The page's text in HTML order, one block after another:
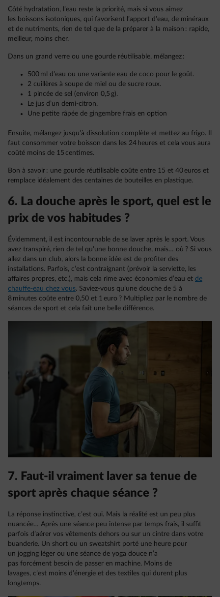
Côté hydratation, l’eau reste la priorité, mais si vous aimez
les boissons isotoniques, qui favorisent l’apport d’eau, de minéraux
et de nutriments, rien de tel que de la préparer à la maison : rapide,
meilleur, moins cher.
Dans un grand verre ou une gourde réutilisable, mélangez :
500 ml d’eau ou une variante eau de coco pour le goût.
2 cuillères à soupe de miel ou de sucre roux.
1 pincée de sel (environ 0,5 g).
Le jus d’un demi-citron.
Une petite râpée de gingembre frais en option
Ensuite, mélangez jusqu’à dissolution complète et mettez au frigo. Il
faut consommer votre boisson dans les 24 heures et cela vous aura
coûté moins de 15 centimes.
Bon à savoir : une gourde réutilisable coûte entre 15 et 40 euros et
remplace idéalement des centaines de bouteilles en plastique.
6. La douche après le sport, quel est le
prix de vos habitudes ?
Évidemment, il est incontournable de se laver après le sport. Vous
avez transpiré, rien de tel qu’une bonne douche, mais… où ? Si vous
allez dans un club, alors la bonne idée est de profiter des
installations. Parfois, c’est contraignant (prévoir la serviette, les
affaires propres, etc.), mais cela rime avec économies d’eau et de
chauffe-eau chez vous. Saviez-vous qu’une douche de 5 à
8 minutes coûte entre 0,50 et 1 euro ? Multipliez par le nombre de
séances de sport et cela fait une belle différence.
7. Faut-il vraiment laver sa tenue de
sport après chaque séance ?
La réponse instinctive, c’est oui. Mais la réalité est un peu plus
nuancée… Après une séance peu intense par temps frais, il suffit
parfois d’aérer vos vêtements dehors ou sur un cintre dans votre
buanderie. Un short ou un sweatshirt porté une heure pour
un jogging léger ou une séance de yoga douce n’a
pas forcément besoin de passer en machine. Moins de
lavages, c’est moins d’énergie et des textiles qui durent plus
longtemps.